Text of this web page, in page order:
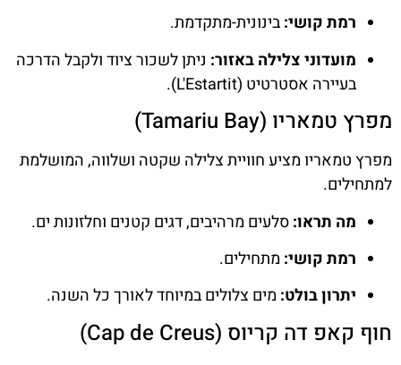
רמת קושי:בינונית-מתקדמת.
מועדוני צלילה באזור: ניתן לשכור ציוד ולקבל הדרכה
בעיירה אסטרטיט (L'Estartit).
מפרץ טמאריו (Tamariu Bay)
מפרץ טמאריו מציע חוויית צלילה שקטה ושלווה, המושלמת
למתחילים.
מה תראו:סלעים מרהיבים, דגים קטנים וחלזונות ים.
רמת קושי: מתחילים.
יתרון בולט: מים צלולים במיוחד לאורך כל השנה.
חוף קאפ דה קריוס (Cap de Creus)